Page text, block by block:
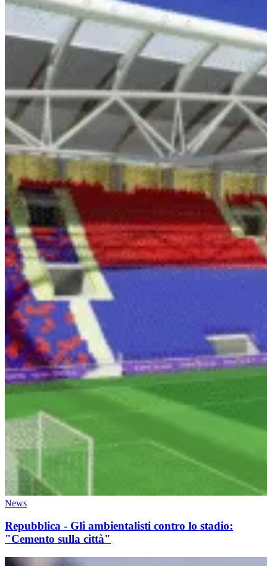
News
Repubblica - Gli ambientalisti contro lo stadio:
"Cemento sulla città"